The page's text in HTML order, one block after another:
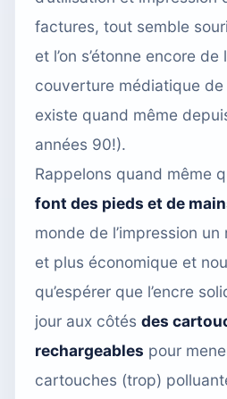
factures, tout semble
et l’on s’étonne encore
couverture médiatique
existe quand même
années 90!).
Rappelons quand même
font des pieds et de
monde de l’impression
et plus économique et
qu’espérer que l’encre
jour aux côtés des
rechargeables pour
cartouches (trop)